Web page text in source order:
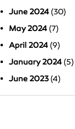
June 2024 (30)
May 2024 (7)
April 2024 (9)
January 2024 (5)
June 2023(4)